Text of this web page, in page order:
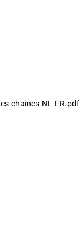
chaines-NL-FR.pdf